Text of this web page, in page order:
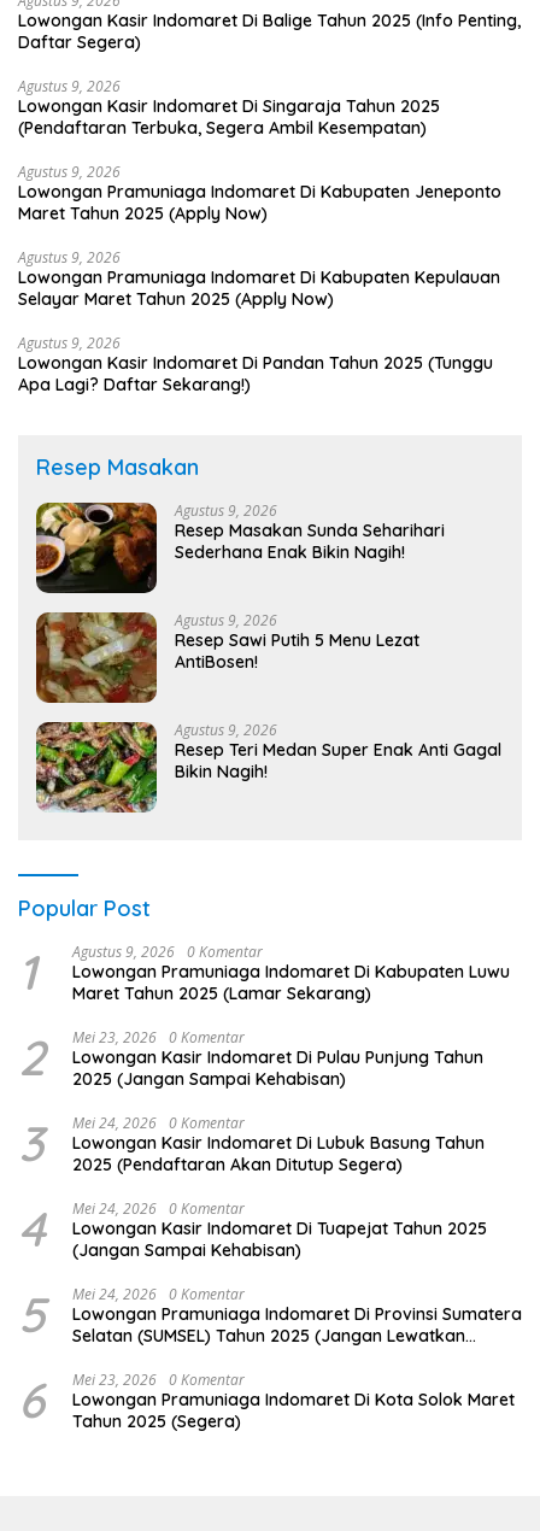
Lowongan Kasir Indomaret Di Balige Tahun 2025 (Info Penting,
Daftar Segera)
Agustus 9, 2026
Lowongan Kasir Indomaret Di Singaraja Tahun 2025
(Pendaftaran Terbuka, Segera Ambil Kesempatan)
Agustus 9, 2026
Lowongan Pramuniaga Indomaret Di Kabupaten Jeneponto
Maret Tahun 2025 (Apply Now)
Agustus 9, 2026
Lowongan Pramuniaga Indomaret Di Kabupaten Kepulauan
Selayar Maret Tahun 2025 (Apply Now)
Agustus 9, 2026
Lowongan Kasir Indomaret Di Pandan Tahun 2025 (Tunggu
Apa Lagi? Daftar Sekarang!)
Resep Masakan
Agustus 9, 2026
Resep Masakan Sunda Seharihari
Sederhana Enak Bikin Nagih!
Agustus 9, 2026
Resep Sawi Putih 5 Menu Lezat
AntiBosen!
Agustus 9, 2026
Resep Teri Medan Super Enak Anti Gagal
Bikin Nagih!
Popular Post
1 Agustus 9, 2026 0 Komentar
Lowongan Pramuniaga Indomaret Di Kabupaten Luwu
Maret Tahun 2025 (Lamar Sekarang)
2 Mei 23, 2026 0 Komentar
Lowongan Kasir Indomaret Di Pulau Punjung Tahun
2025 (Jangan Sampai Kehabisan)
3 Mei 24, 2026 0 Komentar
Lowongan Kasir Indomaret Di Lubuk Basung Tahun
2025 (Pendaftaran Akan Ditutup Segera)
4 Mei 24, 2026 0 Komentar
Lowongan Kasir Indomaret Di Tuapejat Tahun 2025
(Jangan Sampai Kehabisan)
5 Mei 24, 2026 0 Komentar
Lowongan Pramuniaga Indomaret Di Provinsi Sumatera
Selatan (SUMSEL) Tahun 2025 (Jangan Lewatkan
6 Mei 23, 2026 0 Komentar
Lowongan Pramuniaga Indomaret Di Kota Solok Maret
Tahun 2025 (Segera)